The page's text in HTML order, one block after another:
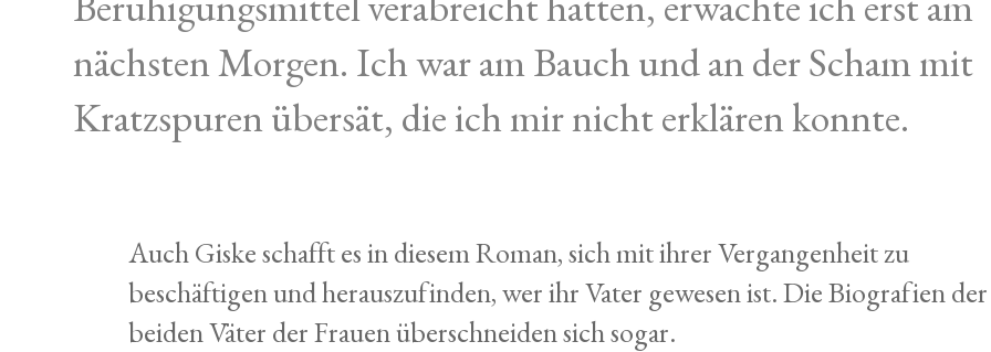
nächsten Morgen. Ich war am Bauch und an der Scham mit
Kratzspuren übersät, die ich mir nicht erklären konnte.
Auch Giske schafft es in diesem Roman, sich mit ihrer Vergangenheit zu
beschäftigen und herauszufinden, wer ihr Vater gewesen ist. Die Biografien der
beiden Väter der Frauen überschneiden sich sogar.